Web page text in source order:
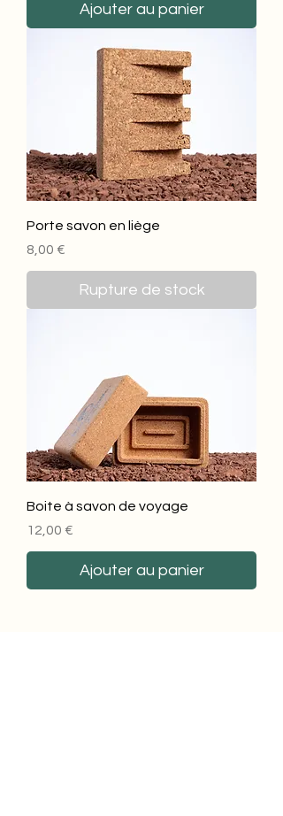
Ajouter au panier
Porte savon en liège
Prix
8,00 €
Rupture de stock
Boite à savon de voyage
Prix
12,00 €
Ajouter au panier